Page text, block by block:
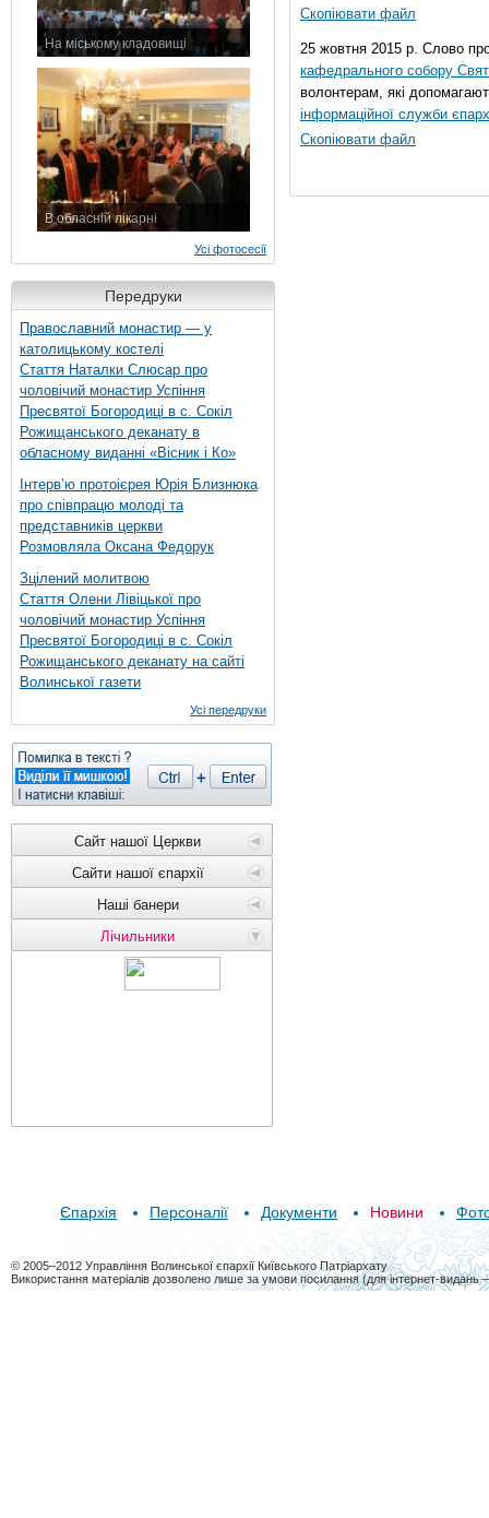
На міському кладовищі
В обласній лікарні
Усі фотосесії
Передруки
Православний монастир — у
католицькому костелі
Стаття Наталки Слюсар про
чоловічий монастир Успіння
Пресвятої Богородиці в с. Сокіл
Рожищанського деканату в
обласному виданні «Вісник і Ко»
Інтерв’ю протоієрея Юрія Близнюка
про співпрацю молоді та
представників церкви
Розмовляла Оксана Федорук
Зцілений молитвою
Стаття Олени Лівіцької про
чоловічий монастир Успіння
Пресвятої Богородиці в с. Сокіл
Рожищанського деканату на сайті
Волинської газети
Усі передруки
Сайт нашої Церкви
Сайти нашої єпархії
Наші банери
Лічильники
Скопіювати файл
25 жовтня 2015 р. Слово
кафедрального собору
волонтерам, які
інформаційної служби
Скопіювати файл
Єпархія Персоналії Документи Новини
© 2005–2012 Управління Волинської єпархії Київського Патріархату
Використання матеріалів дозволено лише за умови посилання (для інтернет-видань